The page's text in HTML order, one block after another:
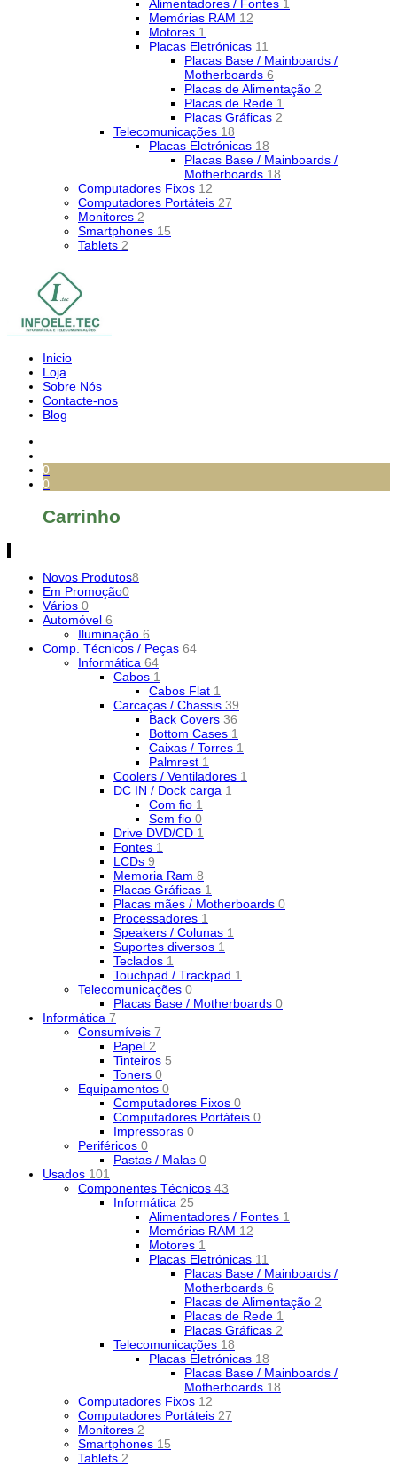
Alimentadores / Fontes 1
Memórias RAM 12
Motores 1
Placas Eletrónicas 11
Placas Base / Mainboards /
Motherboards 6
Placas de Alimentação 2
Placas de Rede 1
Placas Gráficas 2
Telecomunicações 18
Placas Eletrónicas 18
Placas Base / Mainboards /
Motherboards 18
Computadores Fixos 12
Computadores Portáteis 27
Monitores 2
Smartphones 15
Tablets 2
Inicio
Loja
Sobre Nós
Contacte-nos
Blog
0
0
Carrinho
Novos Produtos8
Em Promoção0
Vários 0
Automóvel 6
Iluminação 6
Comp. Técnicos / Peças 64
Informática 64
Cabos 1
Cabos Flat 1
Carcaças / Chassis 39
Back Covers 36
Bottom Cases 1
Caixas / Torres 1
Palmrest 1
Coolers / Ventiladores 1
DC IN / Dock carga 1
Com fio 1
Sem fio 0
Drive DVD/CD 1
Fontes 1
LCDs 9
Memoria Ram 8
Placas Gráficas 1
Placas mães / Motherboards 0
Processadores 1
Speakers / Colunas 1
Suportes diversos 1
Teclados 1
Touchpad / Trackpad 1
Telecomunicações 0
Placas Base / Motherboards 0
Informática 7
Consumíveis 7
Papel 2
Tinteiros 5
Toners 0
Equipamentos 0
Computadores Fixos 0
Computadores Portáteis 0
Impressoras 0
Periféricos 0
Pastas / Malas 0
Usados 101
Componentes Técnicos 43
Informática 25
Alimentadores / Fontes 1
Memórias RAM 12
Motores 1
Placas Eletrónicas 11
Placas Base / Mainboards /
Motherboards 6
Placas de Alimentação 2
Placas de Rede 1
Placas Gráficas 2
Telecomunicações 18
Placas Eletrónicas 18
Placas Base / Mainboards /
Motherboards 18
Computadores Fixos 12
Computadores Portáteis 27
Monitores 2
Smartphones 15
Tablets 2